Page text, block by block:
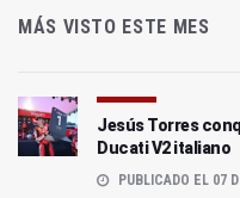
MÁS VISTO ESTE MES
Jesús Torres
Ducati V2 italiano
PUBLICADO EL 07